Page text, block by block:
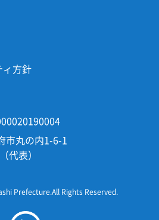
ィ方針
丸の内1-6-1
代表）
Prefecture.All Rights Reserved.